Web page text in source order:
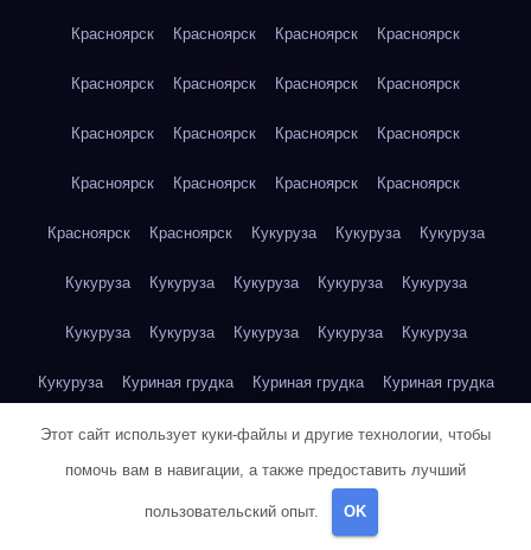
Красноярск Красноярск Красноярск Красноярск
Красноярск Красноярск Красноярск Красноярск
Красноярск Красноярск Красноярск Красноярск
Красноярск Красноярск Красноярск Красноярск
Красноярск Красноярск Кукуруза Кукуруза Кукуруза
Кукуруза Кукуруза Кукуруза Кукуруза Кукуруза
Кукуруза Кукуруза Кукуруза Кукуруза Кукуруза
Кукуруза Куриная грудка Куриная грудка Куриная грудка
Куриная грудка Куриная грудка Куриная грудка
Куриная грудка Куриная грудка
Куриная грудка
Этот сайт использует куки-файлы и другие технологии, чтобы
помочь вам в навигации, а также предоставить лучший
пользовательский опыт. OK